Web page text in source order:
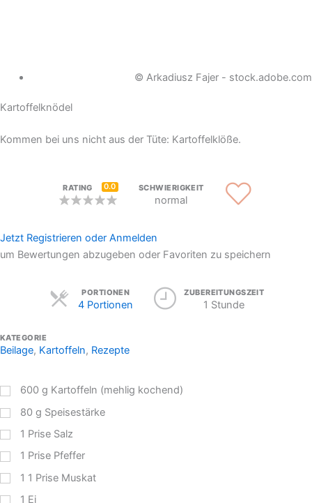
© Arkadiusz Fajer - stock.adobe.com
Kartoffelknödel
Kommen bei uns nicht aus der Tüte: Kartoffelklöße.
RATING 0.0 SCHWIERIGKEIT
normal
Jetzt Registrieren oder Anmelden
um Bewertungen abzugeben oder Favoriten zu speichern
PORTIONEN
4 Portionen
Servings ZUBEREITUNGSZEIT
1 Stunde
KATEGORIE
Beilage, Kartoffeln, Rezepte
600 g Kartoffeln (mehlig kochend)
80 g Speisestärke
1 Prise Salz
1 Prise Pfeffer
1 1 Prise Muskat
1 Ei